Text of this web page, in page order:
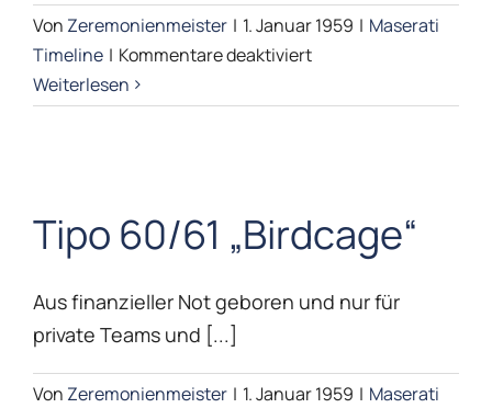
Von Zeremonienmeister | 1. Januar 1959 | Maserati
Timeline | Kommentare deaktiviertfür
Chassis
Weiterlesen
Maserati Timeline
Tipo 60/61 „Birdcage“
Aus finanzieller Not geboren und nur für
private Teams und [...]
Von Zeremonienmeister | 1. Januar 1959 | Maserati